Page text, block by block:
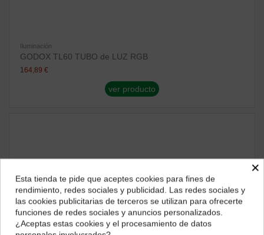
Iluminación
GODOX TL60 TUBO de LUZ RGB
164,89 €
ver producto
¿Dónde deseas recibir tu pedido?
Selecciona tu ubicación para mostrarte los precios e
impuestos correctos para tu región.
×
Esta tienda te pide que aceptes cookies para fines de
rendimiento, redes sociales y publicidad. Las redes sociales y
las cookies publicitarias de terceros se utilizan para ofrecerte
funciones de redes sociales y anuncios personalizados.
¿Aceptas estas cookies y el procesamiento de datos